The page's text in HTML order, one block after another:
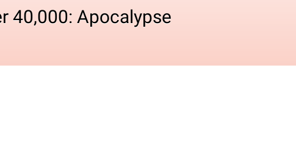
40,000: Apocalypse